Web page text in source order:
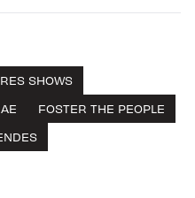
SHOWS
FOSTER THE PEOPLE